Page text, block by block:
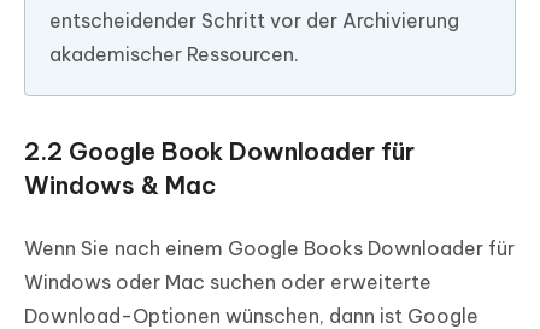
entscheidender Schritt vor der Archivierung
akademischer Ressourcen.
2.2 Google Book Downloader für
Windows & Mac
Wenn Sie nach einem Google Books Downloader für
Windows oder Mac suchen oder erweiterte
Download-Optionen wünschen, dann ist Google